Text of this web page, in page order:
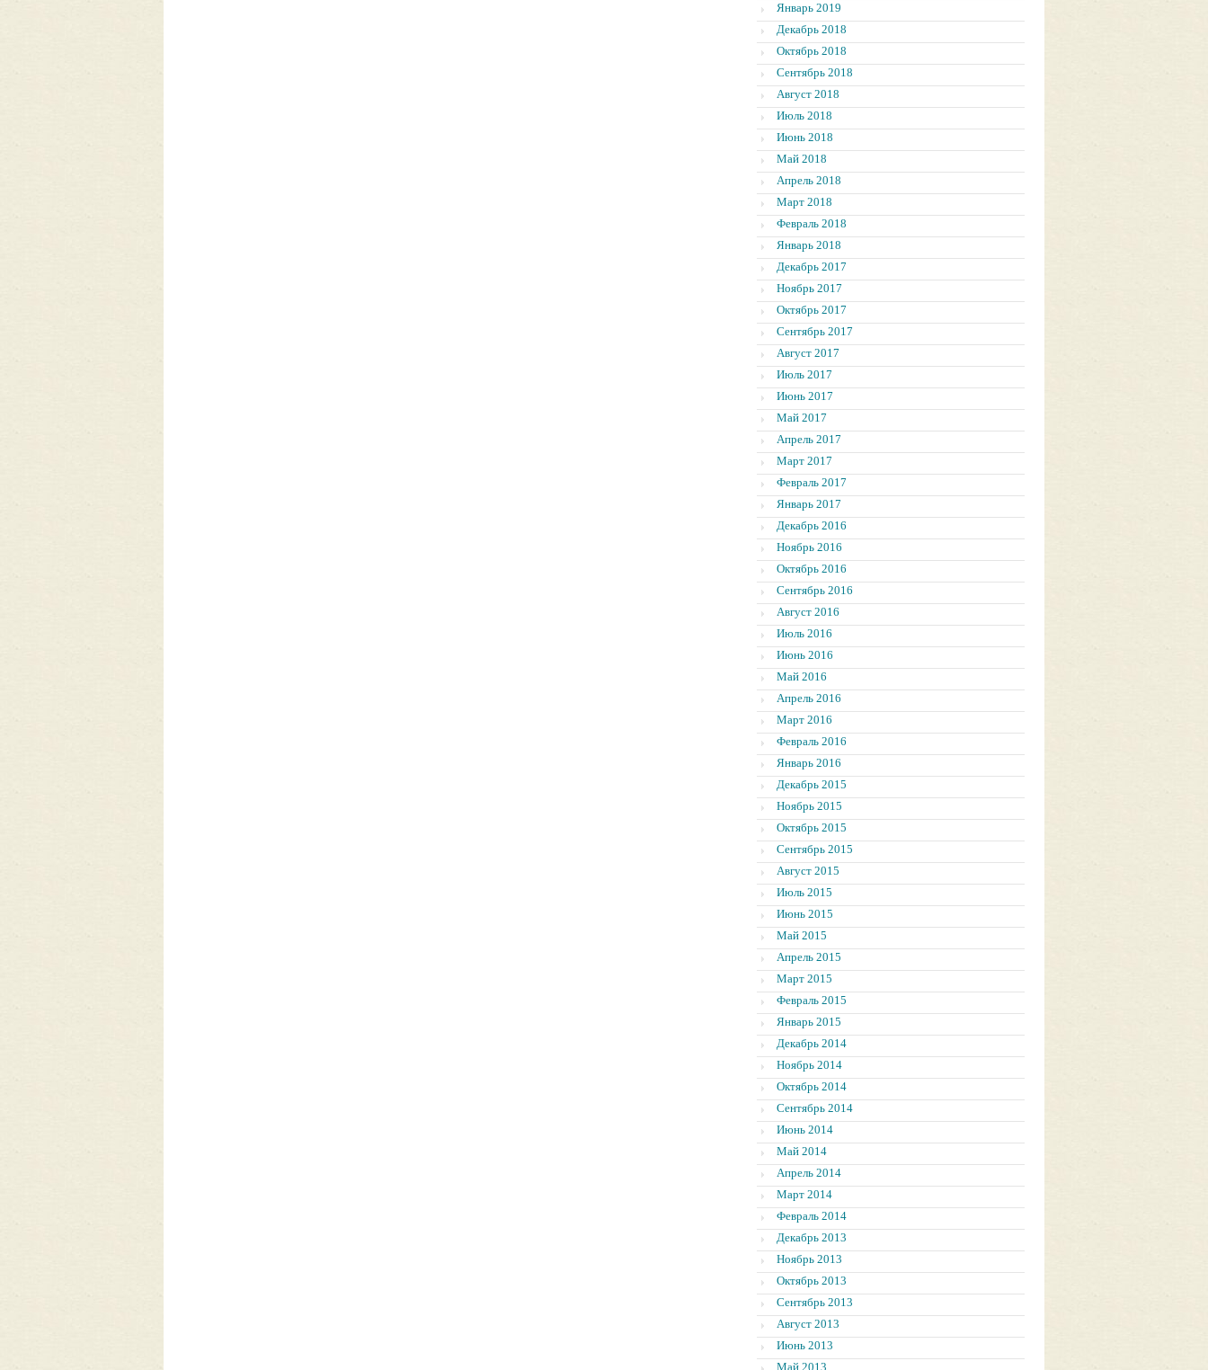
Январь 2019
Декабрь 2018
Октябрь 2018
Сентябрь 2018
Август 2018
Июль 2018
Июнь 2018
Май 2018
Апрель 2018
Март 2018
Февраль 2018
Январь 2018
Декабрь 2017
Ноябрь 2017
Октябрь 2017
Сентябрь 2017
Август 2017
Июль 2017
Июнь 2017
Май 2017
Апрель 2017
Март 2017
Февраль 2017
Январь 2017
Декабрь 2016
Ноябрь 2016
Октябрь 2016
Сентябрь 2016
Август 2016
Июль 2016
Июнь 2016
Май 2016
Апрель 2016
Март 2016
Февраль 2016
Январь 2016
Декабрь 2015
Ноябрь 2015
Октябрь 2015
Сентябрь 2015
Август 2015
Июль 2015
Июнь 2015
Май 2015
Апрель 2015
Март 2015
Февраль 2015
Январь 2015
Декабрь 2014
Ноябрь 2014
Октябрь 2014
Сентябрь 2014
Июнь 2014
Май 2014
Апрель 2014
Март 2014
Февраль 2014
Декабрь 2013
Ноябрь 2013
Октябрь 2013
Сентябрь 2013
Август 2013
Июнь 2013
Май 2013